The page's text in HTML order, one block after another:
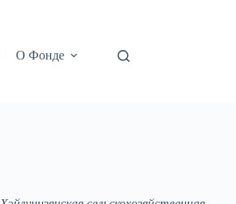
О Фонде Видео